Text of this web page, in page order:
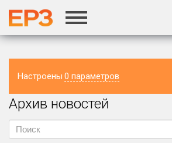
Настроены 0 параметров
Регион
Архив новостей